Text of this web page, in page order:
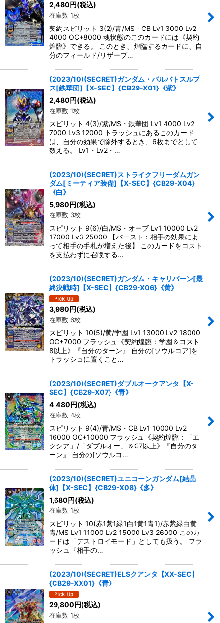
2,480 円(税込)
在庫数 1枚
契約スピリット 3(2)/青/MS・CB Lv1 3000 Lv2
4000 OC+8000 魂状態のこのカードには《契約
煌臨》できる。 このとき、煌臨するカードに、自
分のフィールド/リザーブ…
(2023/10)(SECRET)ガンダム・バルバトスルプ
ス[鉄華団]【X-SEC】{CB29-X01}《紫》
2,480 円(税込)
在庫数 1枚
スピリット 4(3)/紫/MS・鉄華団 Lv1 4000 Lv2
7000 Lv3 12000 トラッシュにあるこのカード
は、自分の効果で除外するとき、6枚までとして
数える。 Lv1・Lv2・…
(2023/10)(SECRET)ストライクフリーダムガン
ダム[ミーティア装備]【X-SEC】{CB29-X04}
《白》
5,980 円(税込)
在庫数 3枚
スピリット 9(6)/白/MS・オーブ Lv1 10000 Lv2
17000 Lv3 25000 【バースト：相手の効果によ
って相手の手札が増えた後】 このカードをコスト
を支払わずに召喚する…
(2023/10)(SECRET)ガンダム・キャリバーン[最
終決戦時]【X-SEC】{CB29-X06}《黄》
3,980円(税込)
在庫数 6枚
スピリット 10(5)/黄/学園 Lv1 13000 Lv2 18000
OC+7000 フラッシュ《契約煌臨：学園＆コスト
8以上》『自分のターン』 自分の[ソウルコア]を
トラッシュに置くこと…
(2023/10)(SECRET)ダブルオークアンタ【X-
SEC】{CB29-X07}《青》
4,480円(税込)
在庫数 4枚
スピリット 9(4)/青/MS・CB Lv1 10000 Lv2
16000 OC+10000 フラッシュ《契約煌臨：「エ
クシア」/「ダブルオー」＆C7以上》『自分のタ
ーン』 自分の[ソウルコ…
(2023/10)(SECRET)ユニコーンガンダム[結晶
体]【X-SEC】{CB29-X08}《多》
1,680円(税込)
在庫数 1枚
スピリット 10(赤1紫1緑1白1黄1青1)/赤紫緑白黄
青/MS Lv1 11000 Lv2 15000 Lv3 26000 このカ
ードは「デストロイモード」としても扱う。 フラ
ッシュ『相手の…
(2023/10)(SECRET)ELSクアンタ【XX-SEC】
{CB29-XX01}《青》
29,800円(税込)
在庫数 1枚